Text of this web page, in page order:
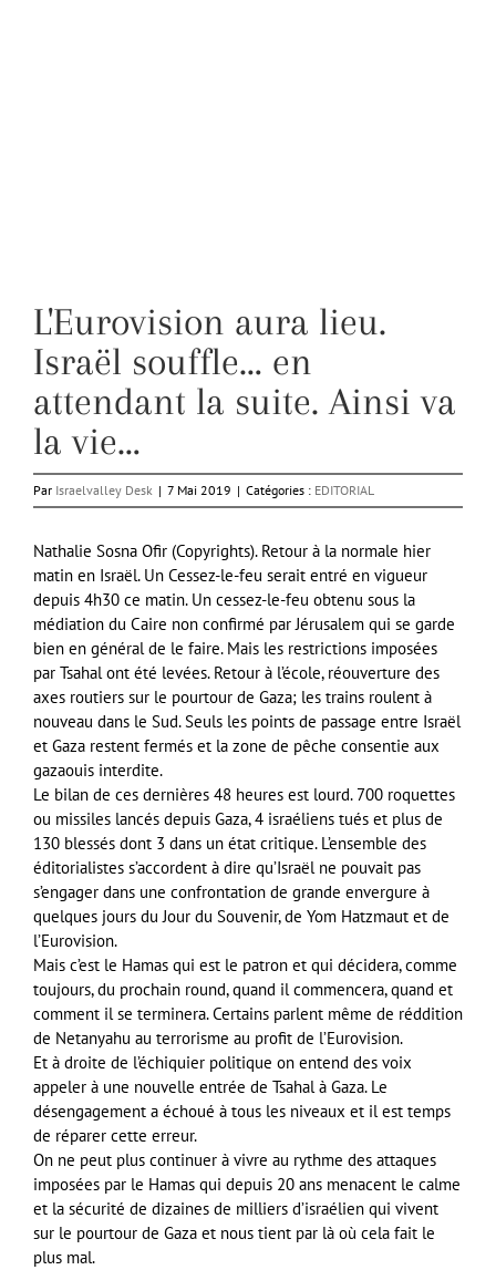
L'Eurovision aura lieu.
Israël souffle… en
attendant la suite. Ainsi va
la vie…
Par Israelvalley Desk | 7 Mai 2019 | Catégories : EDITORIAL
Nathalie Sosna Ofir (Copyrights). Retour à la normale hier
matin en Israël. Un Cessez-le-feu serait entré en vigueur
depuis 4h30 ce matin. Un cessez-le-feu obtenu sous la
médiation du Caire non confirmé par Jérusalem qui se garde
bien en général de le faire. Mais les restrictions imposées
par Tsahal ont été levées. Retour à l’école, réouverture des
axes routiers sur le pourtour de Gaza; les trains roulent à
nouveau dans le Sud. Seuls les points de passage entre Israël
et Gaza restent fermés et la zone de pêche consentie aux
gazaouis interdite.
Le bilan de ces dernières 48 heures est lourd. 700 roquettes
ou missiles lancés depuis Gaza, 4 israéliens tués et plus de
130 blessés dont 3 dans un état critique. L’ensemble des
éditorialistes s’accordent à dire qu’Israël ne pouvait pas
s’engager dans une confrontation de grande envergure à
quelques jours du Jour du Souvenir, de Yom Hatzmaut et de
l’Eurovision.
Mais c’est le Hamas qui est le patron et qui décidera, comme
toujours, du prochain round, quand il commencera, quand et
comment il se terminera. Certains parlent même de réddition
de Netanyahu au terrorisme au profit de l’Eurovision.
Et à droite de l’échiquier politique on entend des voix
appeler à une nouvelle entrée de Tsahal à Gaza. Le
désengagement a échoué à tous les niveaux et il est temps
de réparer cette erreur.
On ne peut plus continuer à vivre au rythme des attaques
imposées par le Hamas qui depuis 20 ans menacent le calme
et la sécurité de dizaines de milliers d’israélien qui vivent
sur le pourtour de Gaza et nous tient par là où cela fait le
plus mal.